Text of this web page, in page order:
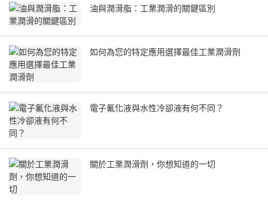
油與潤滑脂：工業潤滑的關鍵區別
如何為您的特定應用選擇最佳工業潤滑劑
電子氟化液與水性冷卻液有何不同？
關於工業潤滑劑，你想知道的一切